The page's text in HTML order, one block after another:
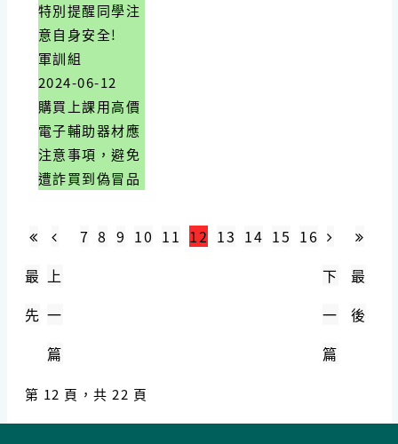
特別提醒同學注
意自身安全!
軍訓組
2024-06-12
購買上課用高價
電子輔助器材應
注意事項，避免
遭詐買到偽冒品
最
先
上
一
篇
7 8 9 10 11 12 13 14 15 16
下
一
篇
最
後
第 12 頁，共 22 頁